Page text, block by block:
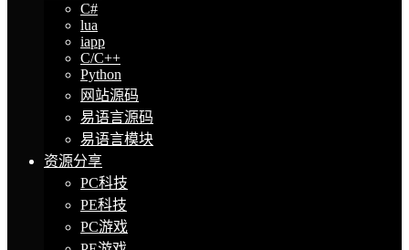
C#
lua
iapp
C/C++
Python
网站源码
易语言源码
易语言模块
资源分享
PC科技
PE科技
PC游戏